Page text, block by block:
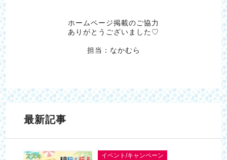
ホームページ掲載のご協力
ありがとうございました♡
担当：なかむら
最新記事
イベント/キャンペーン